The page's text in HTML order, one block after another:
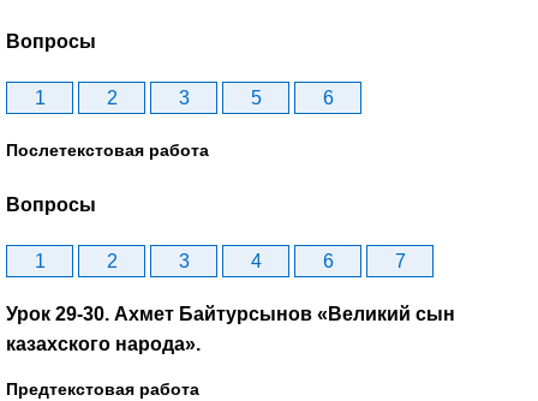
Вопросы
1 2 3 5 6
Послетекстовая работа
Вопросы
1 2 3 4 6 7
Урок 29-30. Ахмет Байтурсынов «Великий сын
казахского народа».
Предтекстовая работа